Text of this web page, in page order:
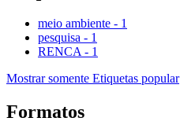
meio ambiente - 1
pesquisa - 1
RENCA - 1
Mostrar somente Etiquetas popular
Formatos